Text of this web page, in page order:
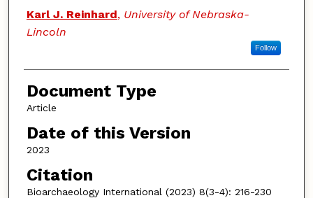
Karl J. Reinhard, University of Nebraska-
Lincoln
Follow
Document Type
Article
Date of this Version
2023
Citation
Bioarchaeology International (2023) 8(3-4): 216-230